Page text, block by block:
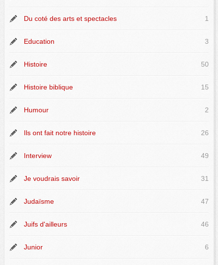
Du coté des arts et spectacles 1
Education 3
Histoire 50
Histoire biblique 15
Humour 2
Ils ont fait notre histoire 26
Interview 49
Je voudrais savoir 31
Judaïsme 47
Juifs d'ailleurs 46
Junior 6